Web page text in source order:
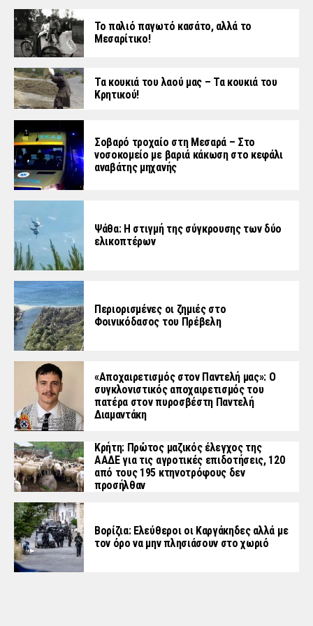
Το παλιό παγωτό κασάτο, αλλά το
Μεσαρίτικο!
Τα κουκιά του λαού μας – Τα κουκιά του
Κρητικού!
Σοβαρό τροχαίο στη Μεσαρά – Στο
νοσοκομείο με βαριά κάκωση στο κεφάλι
αναβάτης μηχανής
Ψάθα: Η στιγμή της σύγκρουσης των δύο
ελικοπτέρων
Περιορισμένες οι ζημιές στο
Φοινικόδασος του Πρέβελη
«Aποχαιρετισμός στον Παντελή μας»: Ο
συγκλονιστικός αποχαιρετισμός του
πατέρα στον πυροσβέστη Παντελή
Διαμαντάκη
Κρήτη: Πρώτος μαζικός έλεγχος της
ΑΑΔΕ για τις αγροτικές επιδοτήσεις, 120
από τους 195 κτηνοτρόφους δεν
προσήλθαν
Βορίζια: Ελεύθεροι οι Καργάκηδες αλλά με
τον όρο να μην πλησιάσουν στο χωριό